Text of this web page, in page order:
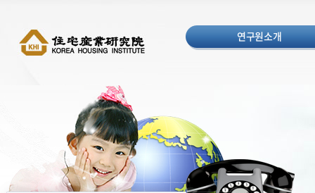
연구원소개